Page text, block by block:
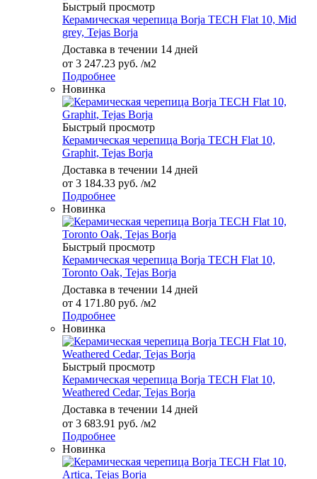
Быстрый просмотр
Керамическая черепица Borja TECH Flat 10, Mid
grey, Tejas Borja
Доставка в течении 14 дней
от 3 247.23 руб. /м2
Подробнее
Новинка
Быстрый просмотр
Керамическая черепица Borja TECH Flat 10,
Graphit, Tejas Borja
Доставка в течении 14 дней
от 3 184.33 руб. /м2
Подробнее
Новинка
Быстрый просмотр
Керамическая черепица Borja TECH Flat 10,
Toronto Oak, Tejas Borja
Доставка в течении 14 дней
от 4 171.80 руб. /м2
Подробнее
Новинка
Быстрый просмотр
Керамическая черепица Borja TECH Flat 10,
Weathered Cedar, Tejas Borja
Доставка в течении 14 дней
от 3 683.91 руб. /м2
Подробнее
Новинка